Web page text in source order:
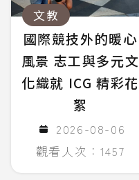
文教
國際競技外的暖心
風景 志工與多元文
化織就 ICG 精彩花
絮
2026-08-06
觀看人次：1457